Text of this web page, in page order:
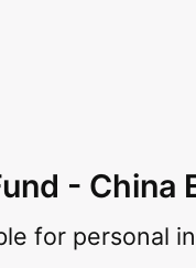
- China
for personal